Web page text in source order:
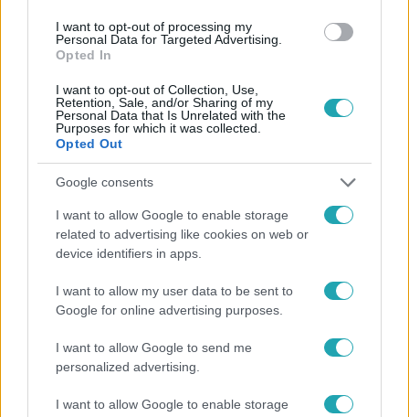
I want to opt-out of processing my
Personal Data for Targeted Advertising.
Opted In
I want to opt-out of Collection, Use,
Retention, Sale, and/or Sharing of my
Personal Data that Is Unrelated with the
Purposes for which it was collected.
Opted Out
Google consents
I want to allow Google to enable storage
related to advertising like cookies on web or
device identifiers in apps.
I want to allow my user data to be sent to
Google for online advertising purposes.
I want to allow Google to send me
personalized advertising.
I want to allow Google to enable storage
ÉLŐ SHOW #TOVÁBBJUTÁS
Népszerű